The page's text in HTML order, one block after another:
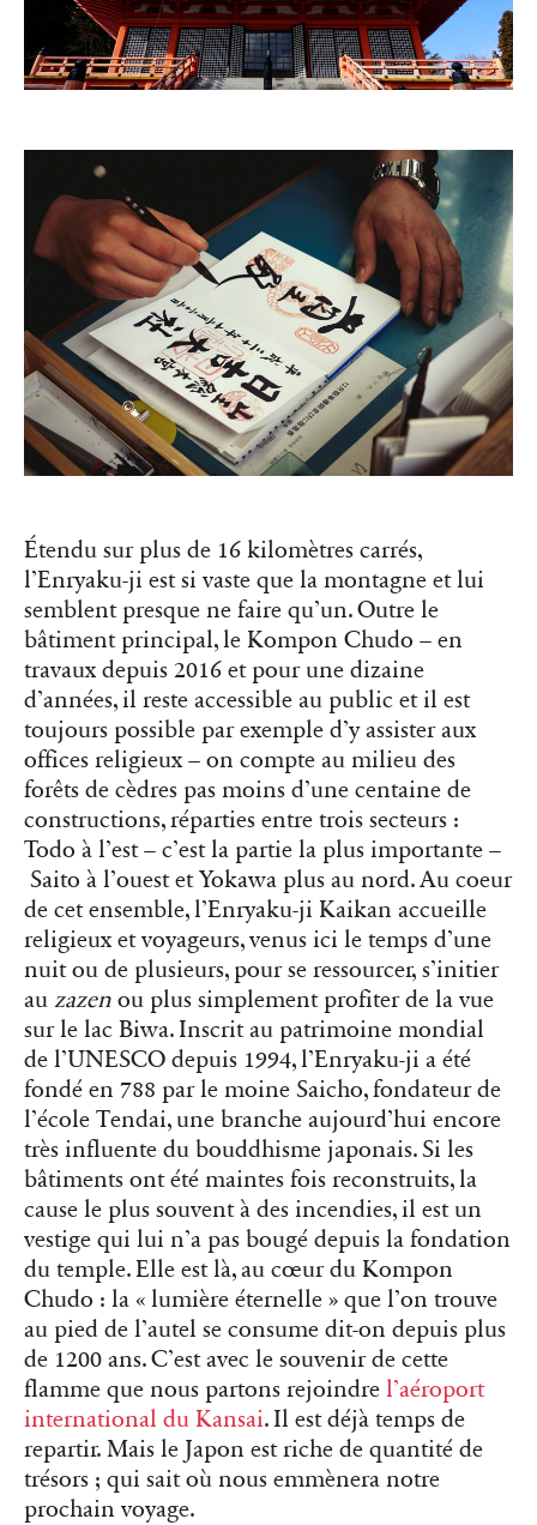
Étendu sur plus de 16 kilomètres carrés,
l’Enryaku-ji est si vaste que la montagne et lui
semblent presque ne faire qu’un. Outre le
bâtiment principal, le Kompon Chudo – en
travaux depuis 2016 et pour une dizaine
d’années, il reste accessible au public et il est
toujours possible par exemple d’y assister aux
offices religieux – on compte au milieu des
forêts de cèdres pas moins d’une centaine de
constructions, réparties entre trois secteurs :
Todo à l’est – c’est la partie la plus importante –
Saito à l’ouest et Yokawa plus au nord. Au coeur
de cet ensemble, l’Enryaku-ji Kaikan accueille
religieux et voyageurs, venus ici le temps d’une
nuit ou de plusieurs, pour se ressourcer, s’initier
au zazen ou plus simplement profiter de la vue
sur le lac Biwa. Inscrit au patrimoine mondial
de l’UNESCO depuis 1994, l’Enryaku-ji a été
fondé en 788 par le moine Saicho, fondateur de
l’école Tendai, une branche aujourd’hui encore
très influente du bouddhisme japonais. Si les
bâtiments ont été maintes fois reconstruits, la
cause le plus souvent à des incendies, il est un
vestige qui lui n’a pas bougé depuis la fondation
du temple. Elle est là, au cœur du Kompon
Chudo : la « lumière éternelle » que l’on trouve
au pied de l’autel se consume dit-on depuis plus
de 1200 ans. C’est avec le souvenir de cette
flamme que nous partons rejoindre l’aéroport
international du Kansai. Il est déjà temps de
repartir. Mais le Japon est riche de quantité de
trésors ; qui sait où nous emmènera notre
prochain voyage.